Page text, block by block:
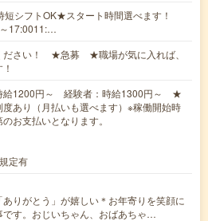
シフトOK★スタート時間選べます！
17:0011:…
ださい！ ★急募 ★職場が気に入れば、
給1200円～ 経験者：時給1300円～ ★
度あり（月払いも選べます）※稼働開始時
お支払いとなります。
定有
ありがとう」が嬉しい＊お年寄りを笑顔に
です。おじいちゃん、おばあちゃ…